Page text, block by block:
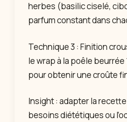
herbes (basilic ciselé,
parfum constant dans
Technique 3 : Finition
le wrap à la poêle beurrée
pour obtenir une croûte
Insight : adapter la
besoins diététiques ou